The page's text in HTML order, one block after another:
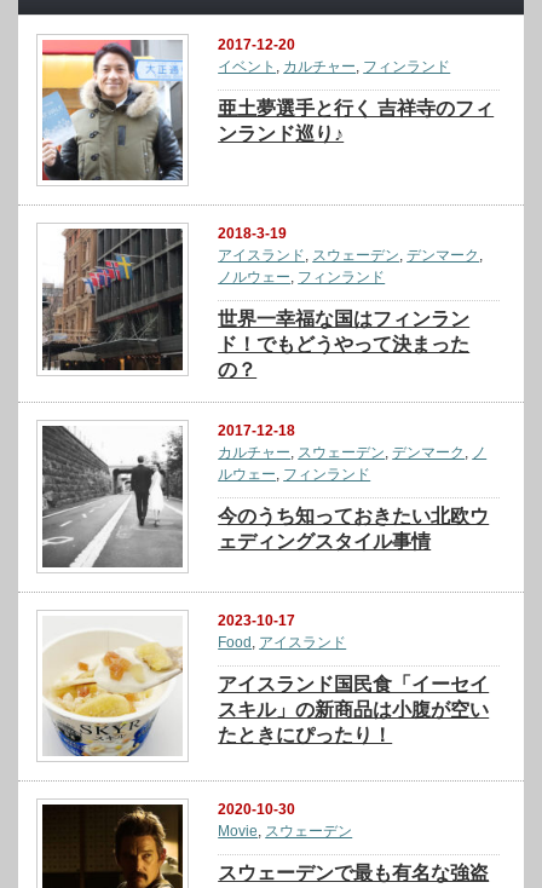
2017-12-20
イベント
カルチャー フィンランド
亜土夢選手と行く 吉祥寺のフィ
ンランド巡り♪
2018-3-19
アイスランド, スウェーデン,デンマーク ,
ノルウェー, フィンランド
世界一幸福な国はフィンラン
ド！でもどうやって決まった
の？
2017-12-18
カルチャー, スウェーデン,デンマーク , ノ
ルウェー, フィンランド
今のうち知っておきたい北欧ウ
ェディングスタイル事情
2023-10-17
Food アイスランド
アイスランド国民食「イーセイ
スキル」の新商品は小腹が空い
たときにぴったり！
2020-10-30
Movie, スウェーデン
スウェーデンで最も有名な強盗